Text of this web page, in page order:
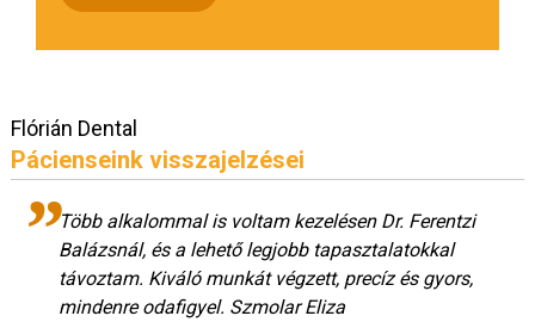
Flórián Dental
Pácienseink visszajelzései
Több alkalommal is voltam kezelésen Dr. Ferentzi
Balázsnál, és a lehető legjobb tapasztalatokkal
távoztam. Kiváló munkát végzett, precíz és gyors,
mindenre odafigyel. Szmolar Eliza